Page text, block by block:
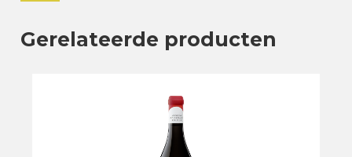
Gerelateerde producten